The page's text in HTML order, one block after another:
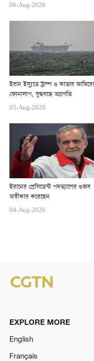
06-Aug-2026
ইরান ইস্যুতে ট্রাম্প ও কাতার
ফোনালাপ, যুদ্ধবন্ধে অগ্রগতি
05-Aug-2026
ইরানের প্রেসিডেন্ট পদত্যাগের গুজব
অস্বীকার করেছেন
04-Aug-2026
EXPLORE MORE
English
Français